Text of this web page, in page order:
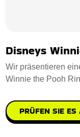
Disneys
Wir präsentieren
Winnie the Pooh
PRÜFEN SIE ES